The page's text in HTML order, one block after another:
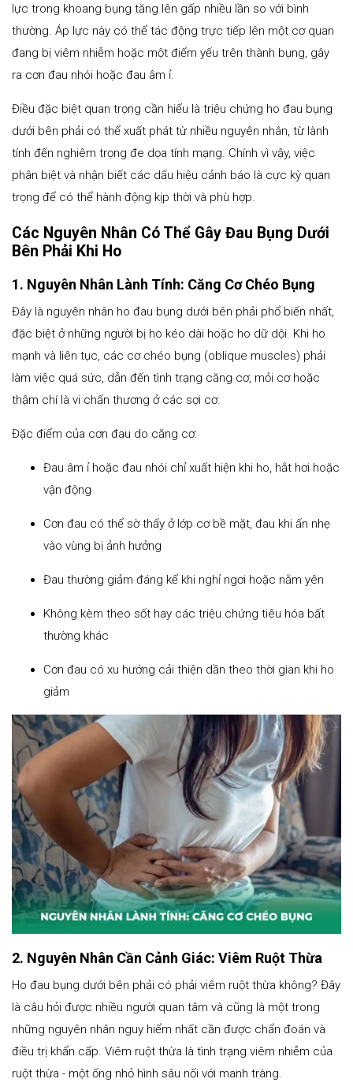
lực trong khoang bụng tăng lên gấp nhiều lần so với bình
thường. Áp lực này có thể tác động trực tiếp lên một cơ quan
đang bị viêm nhiễm hoặc một điểm yếu trên thành bụng, gây
ra cơn đau nhói hoặc đau âm ỉ.
Điều đặc biệt quan trọng cần hiểu là triệu chứng ho đau bụng
dưới bên phải có thể xuất phát từ nhiều nguyên nhân, từ lành
tính đến nghiêm trọng đe dọa tính mạng. Chính vì vậy, việc
phân biệt và nhận biết các dấu hiệu cảnh báo là cực kỳ quan
trọng để có thể hành động kịp thời và phù hợp.
Các Nguyên Nhân Có Thể Gây Đau Bụng Dưới
Bên Phải Khi Ho
1. Nguyên Nhân Lành Tính: Căng Cơ Chéo Bụng
Đây là nguyên nhân ho đau bụng dưới bên phải phổ biến nhất,
đặc biệt ở những người bị ho kéo dài hoặc ho dữ dội. Khi ho
mạnh và liên tục, các cơ chéo bụng (oblique muscles) phải
làm việc quá sức, dẫn đến tình trạng căng cơ, mỏi cơ hoặc
thậm chí là vi chấn thương ở các sợi cơ.
Đặc điểm của cơn đau do căng cơ:
Đau âm ỉ hoặc đau nhói chỉ xuất hiện khi ho, hắt hơi hoặc
vận động
Cơn đau có thể sờ thấy ở lớp cơ bề mặt, đau khi ấn nhẹ
vào vùng bị ảnh hưởng
Đau thường giảm đáng kể khi nghỉ ngơi hoặc nằm yên
Không kèm theo sốt hay các triệu chứng tiêu hóa bất
thường khác
Cơn đau có xu hướng cải thiện dần theo thời gian khi ho
giảm
2. Nguyên Nhân Cần Cảnh Giác: Viêm Ruột Thừa
Ho đau bụng dưới bên phải có phải viêm ruột thừa không? Đây
là câu hỏi được nhiều người quan tâm và cũng là một trong
những nguyên nhân nguy hiểm nhất cần được chẩn đoán và
điều trị khẩn cấp. Viêm ruột thừa là tình trạng viêm nhiễm của
ruột thừa - một ống nhỏ hình sâu nối với manh tràng.